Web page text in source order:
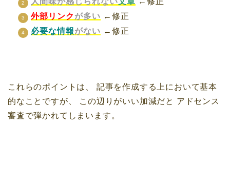
外部リンク が多い ←修正
必要な情報がない ←修正
これらのポイントは、
記事を作成する上において基本
的なことですが、
この辺りがいい加減だと アドセンス
審査で弾かれてしまいます。